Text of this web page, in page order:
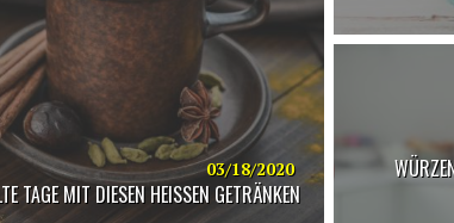
03/18/2020
TAGE MIT DIESEN HEISSEN GETRÄNKEN